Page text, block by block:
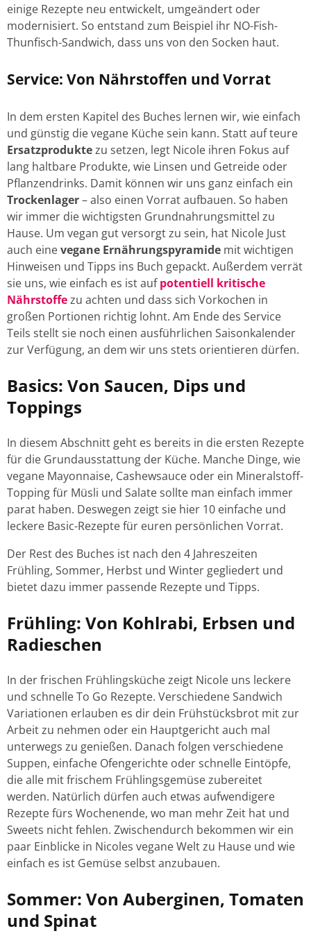
einige Rezepte neu entwickelt, umgeändert oder
modernisiert. So entstand zum Beispiel ihr NO-Fish-
Thunfisch-Sandwich, dass uns von den Socken haut.
Service: Von Nährstoffen und Vorrat
In dem ersten Kapitel des Buches lernen wir, wie einfach
und günstig die vegane Küche sein kann. Statt auf teure
Ersatzproduktezu setzen, legt Nicole ihren Fokus auf
lang haltbare Produkte, wie Linsen und Getreide oder
Pflanzendrinks. Damit können wir uns ganz einfach ein
Trockenlager– also einen Vorrat aufbauen. So haben
wir immer die wichtigsten Grundnahrungsmittel zu
Hause. Um vegan gut versorgt zu sein, hat Nicole Just
auch einevegane Ernährungspyramide mit wichtigen
Hinweisen und Tipps ins Buch gepackt. Außerdem verrät
sie uns, wie einfach es ist auf potentiell kritische
Nährstoffezu achten und dass sich Vorkochen in
großen Portionen richtig lohnt. Am Ende des Service
Teils stellt sie noch einen ausführlichen Saisonkalender
zur Verfügung, an dem wir uns stets orientieren dürfen.
Basics: Von Saucen, Dips und
Toppings
In diesem Abschnitt geht es bereits in die ersten Rezepte
für die Grundausstattung der Küche. Manche Dinge, wie
vegane Mayonnaise, Cashewsauce oder ein Mineralstoff-
Topping für Müsli und Salate sollte man einfach immer
parat haben. Deswegen zeigt sie hier 10 einfache und
leckere Basic-Rezepte für euren persönlichen Vorrat.
Der Rest des Buches ist nach den 4 Jahreszeiten
Frühling, Sommer, Herbst und Winter gegliedert und
bietet dazu immer passende Rezepte und Tipps.
Frühling: Von Kohlrabi, Erbsen und
Radieschen
In der frischen Frühlingsküche zeigt Nicole uns leckere
und schnelle To Go Rezepte. Verschiedene Sandwich
Variationen erlauben es dir dein Frühstücksbrot mit zur
Arbeit zu nehmen oder ein Hauptgericht auch mal
unterwegs zu genießen. Danach folgen verschiedene
Suppen, einfache Ofengerichte oder schnelle Eintöpfe,
die alle mit frischem Frühlingsgemüse zubereitet
werden. Natürlich dürfen auch etwas aufwendigere
Rezepte fürs Wochenende, wo man mehr Zeit hat und
Sweets nicht fehlen. Zwischendurch bekommen wir ein
paar Einblicke in Nicoles vegane Welt zu Hause und wie
einfach es ist Gemüse selbst anzubauen.
Sommer: Von Auberginen, Tomaten
und Spinat